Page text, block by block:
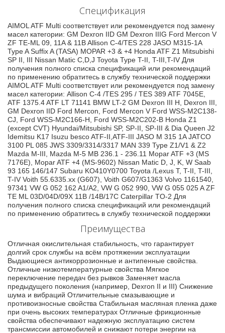
Спецификация
AIMOL ATF Multi соответствует или рекомендуется под замену
масел категории: GM Dexron IID GM Dexron IIIG Ford Mercon V
ZF TE-ML 09, 11A & 11B Allison C-4/TES 228 JASO M315-1A
Type A Suffix A (TASA) MOPAR +3 & +4 Honda ATF Z1 Mitsubishi
SP II, III Nissan Matic C,D,J Toyota Type T-II, T-III,T-IV Для
получения полного списка спецификаций или рекомендаций
по применению обратитесь в службу технической поддержки
AIMOL ATF Multi соответствует или рекомендуется под замену
масел категории: Allison C-4 /TES 295 / TES 389 ATF 7045E,
ATF 1375.4 ATF LT 71141 BMW LT-2 GM Dexron III H, Dexron III,
GM Dexron IID Ford Mercon, Ford Mercon V Ford WSS-M2C138-
CJ, Ford WSS-M2C166-H, Ford WSS-M2C202-B Honda Z1
(except CVT) Hyundai/Mitsubishi SP, SP-II, SP-III & Dia Queen J2
Idemitsu K17 Isuzu besco ATF-II,ATF-III JASO M 315 1A JATCO
3100 PL 085 JWS 3309/3314/3317 MAN 339 Type Z1/V1 & Z2
Mazda M-III, Mazda M-5 MB 236.1 - 236.11 Mopar ATF +3 (MS
7176E), Mopar ATF +4 (MS-9602) Nissan Matic D, J, K, W Saab
93 165 146/147 Subaru KO410Y0700 Toyota /Lexus T, T-II, T-III,
T-IV Voith 55.6335.xx (G607), Voith G607/G1363 Volvo 1161540,
97341 VW G 052 162 A1/A2, VW G 052 990, VW G 055 025 A ZF
TE ML 03D/04D/09X 11B /14B/17C Caterpillar TO-2 Для
получения полного списка спецификаций или рекомендаций
по применению обратитесь в службу технической поддержки
Преимущества
Отличная окислительная стабильность, что гарантирует
долгий срок службы на всём протяжении эксплуатации
Выдающиеся антикоррозионные и антипенные свойства.
Отличные низкотемпературные свойства Мягкое
переключение передач без рывков Заменяет масла
предыдущего поколения (например, Dexron II и III) Снижение
шума и вибраций Отличительные смазывающие и
противоизносные свойства Стабильная масляная пленка даже
при очень высоких температурах Отличные фрикционные
свойства обеспечивают надежную эксплуатацию систем
трансмиссии автомобилей и снижают потери энергии на